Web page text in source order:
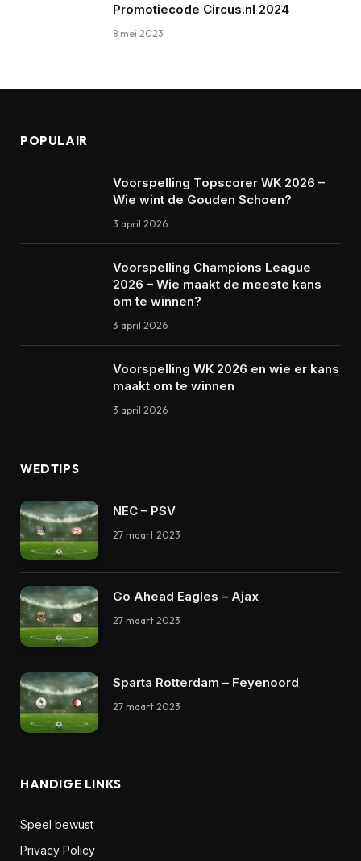
Promotiecode Circus.nl 2024
8 mei 2023
POPULAIR
Voorspelling Topscorer WK 2026 –
Wie wint de Gouden Schoen?
3 april 2026
Voorspelling Champions League
2026 – Wie maakt de meeste kans
om te winnen?
3 april 2026
Voorspelling WK 2026 en wie er kans
maakt om te winnen
3 april 2026
WEDTIPS
NEC – PSV
27 maart 2023
Go Ahead Eagles – Ajax
27 maart 2023
Sparta Rotterdam – Feyenoord
27 maart 2023
HANDIGE LINKS
Speel bewust
Privacy Policy